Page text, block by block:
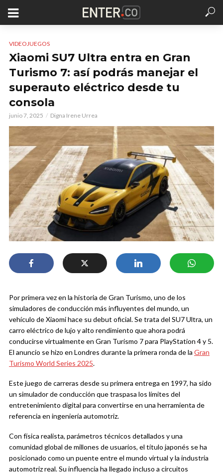
VIDEOJUEGOS
Xiaomi SU7 Ultra entra en Gran
Turismo 7: así podrás manejar el
superauto eléctrico desde tu
consola
junio 7, 2025 Digna Irene Urrea
Por primera vez en la historia de Gran Turismo, uno de los
simuladores de conducción más influyentes del mundo, un
vehículo de Xiaomi hace su debut oficial. Se trata del SU7 Ultra, un
carro eléctrico de lujo y alto rendimiento que ahora podrá
conducirse virtualmente en Gran Turismo 7 para PlayStation 4 y 5.
El anuncio se hizo en Londres durante la primera ronda de la Gran
Turismo World Series 2025.
Este juego de carreras desde su primera entrega en 1997, ha sido
un simulador de conducción que traspasa los límites del
entretenimiento digital para convertirse en una herramienta de
referencia en ingeniería automotriz.
Con física realista, parámetros técnicos detallados y una
comunidad global de millones de usuarios, el título japonés se ha
posicionado como un puente entre el mundo virtual y la industria
automotriz real. Su influencia ha llegado incluso a circuitos